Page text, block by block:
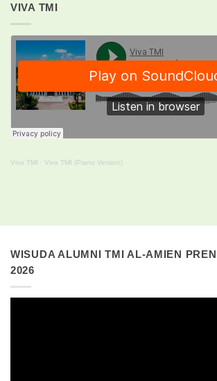
VIVA TMI
Viva TMI · Viva TMI (Piano Version)
WISUDA ALUMNI TMI AL-AMIEN
2026